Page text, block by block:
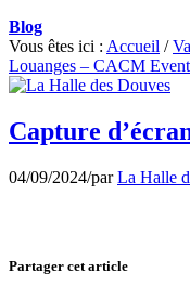
Blog
Vous êtes ici : Accueil /
Louanges – CACM
Capture
04/09/2024/parLa Halle
Partager cet article